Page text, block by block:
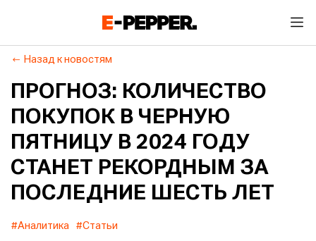
Назад к новостям
ПРОГНОЗ: КОЛИЧЕСТВО
ПОКУПОК В ЧЕРНУЮ
ПЯТНИЦУ В 2024 ГОДУ
СТАНЕТ РЕКОРДНЫМ ЗА
ПОСЛЕДНИЕ ШЕСТЬ ЛЕТ
#Аналитика #Статьи